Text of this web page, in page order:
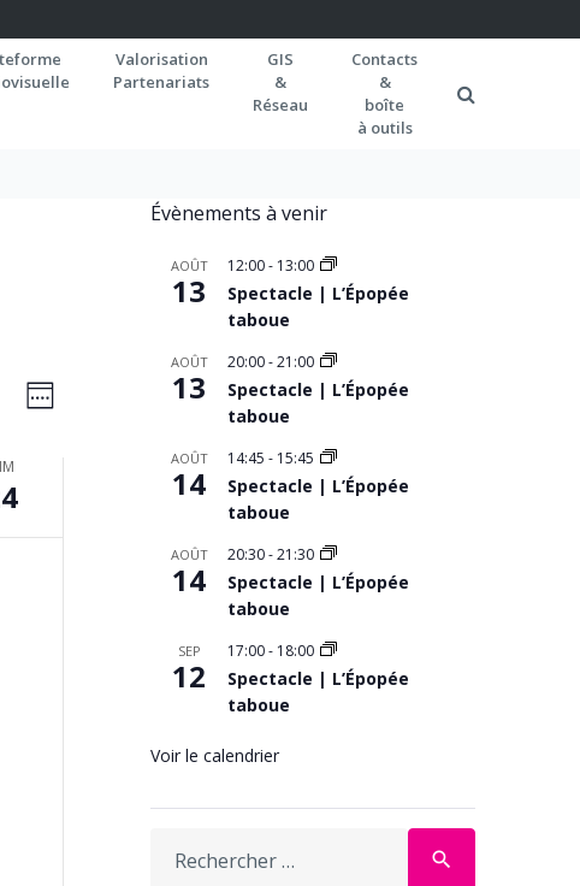
Valorisation
Partenariats
GIS
&
Réseau
Contacts
&
boîte
à outils
NAVIGATION
CONSULTATIONS
Navigation
vues
Évènement
SEMAINE
Évènements à venir
AOÛT
13
12:00- 13:00
Spectacle | L’Épopée
taboue
AOÛT
13
20:00-21:00
Spectacle | L’Épopée
taboue
AOÛT
14
14:45 - 15:45
Spectacle | L’Épopée
taboue
AOÛT
14
20:30-21:30
Spectacle | L’Épopée
taboue
SEP
12
17:00- 18:00
Spectacle | L’Épopée
taboue
Voir le calendrier
for:
search